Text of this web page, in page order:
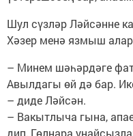
Шул сүзләр Ләйсәнне
Хәзер менә язмыш
– Минем шәһәрдәге
Авылдагы өй дә бар.
– диде Ләйсән.
– Вакытлыча гына,
дип, Гөлнара